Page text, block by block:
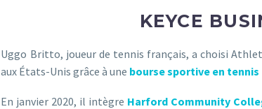
KEYCE
Uggo Britto, joueur de tennis français, a choisi
aux États-Unis grâce à une bourse sportive en tennis
En janvier 2020, il intègre Harford Community